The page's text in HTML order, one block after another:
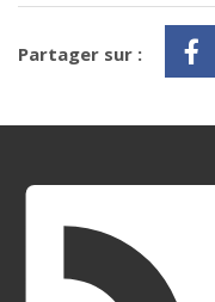
Partager sur :